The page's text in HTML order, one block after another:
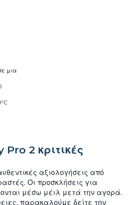
μια
2 κριτικές
αξιολογήσεις από
Οι προσκλήσεις για
μέσω μέιλ μετά την αγορά.
παρακαλούμε δείτε την